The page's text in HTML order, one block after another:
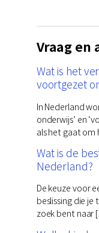
Vraag en
Wat is het
voortgezet
In Nederland
onderwijs’ en
als het gaat
Wat is de
Nederland?
De keuze voor
beslissing die
zoek bent naar